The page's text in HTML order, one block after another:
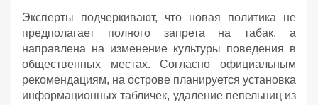
Эксперты подчеркивают, что новая политика не
предполагает полного запрета на табак, а
направлена на изменение культуры поведения в
общественных местах. Согласно официальным
рекомендациям, на острове планируется установка
информационных табличек, удаление пепельниц из